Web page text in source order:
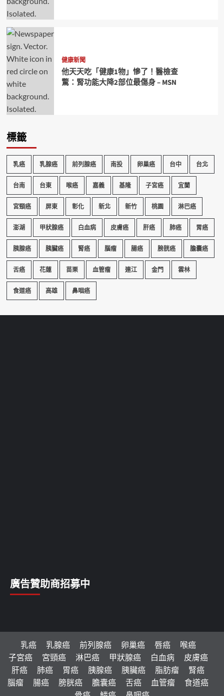
健康新聞
他天天吃「健康1物」慘了！醫檢查
驚：腎功能大降2部位最傷身 – MSN
標籤
乳癌 乳腺癌 前列腺癌 南投 卵巢癌 台中 台北
台南 台東 喉癌 嘉義 基隆 子宮癌 宜蘭
宮頸癌 屏東 彰化 新北 新竹 桃園 淋巴癌
澎湖 甲狀腺癌 白血病 皮膚癌 肝癌 肺癌 胃癌
胰腺癌 胰臟癌 腎癌 腦瘤 腸癌 膀胱癌 膽囊癌
舌癌 花蓮 苗栗 血管瘤 連江 金門 雲林
食道癌 高雄 鼻咽癌
廣告贊助商招募中
乳癌 乳腺癌 前列腺癌 卵巢癌 唇癌
喉癌
子宮癌
宮頸癌 淋巴癌 甲狀腺癌 白血病
皮膚癌
肝癌
肺癌 胃癌 胰腺癌 胰臟癌 脂肪瘤
腎癌
腦瘤
腸癌 膀胱癌 膽囊癌 舌癌 血管瘤
食道癌